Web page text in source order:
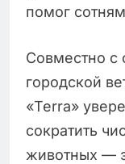
помог
Совместно с
городской
«Terra»
сократить
животных —